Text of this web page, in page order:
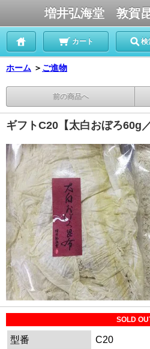
増井弘海堂 敦賀
カート 検
ホーム ＞ ご進物
前の商品へ
ギフトC20【太白おぼろ60g
SOLD
型番
C20